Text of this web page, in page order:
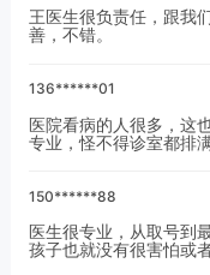
王医生很负责任，跟我
善，不错。
136******01
医院看病的人很多，这
专业，怪不得诊室都排
150******88
医生很专业，从取号到
孩子也就没有很害怕或